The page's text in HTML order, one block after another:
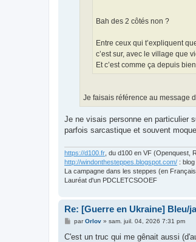
Bah des 2 côtés non ?
Entre ceux qui t’expliquent
c’est sur, avec le village que
Et c’est comme ça depuis
Je faisais référence au message
Je ne visais personne en particulier
parfois sarcastique et souvent
https://d100.fr , du d100 en VF (Openquest,
http://windonthesteppes.blogspot.com/ :
La campagne dans les steppes (en
Lauréat d'un PDCLETCSOOEF
Re: [Guerre en Ukraine] Bleu/
M
s
parOrlov» sam. juil. 04, 2026 7:31 pm
C'est un truc qui me gênait aussi